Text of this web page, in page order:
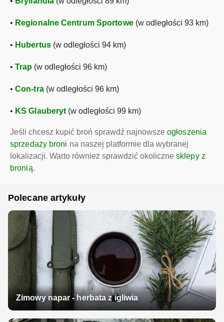
• Regionalne Centrum Sportowe(w odległości 93 km)
• Hubertus(w odległości 94 km)
• Trap (w odległości 96 km)
• Con-tra(w odległości 96 km)
• KS Glauberyt (w odległości 99 km)
Jeśli chcesz kupić broń sprawdź najnowsze ogłoszenia
sprzedaży broni na naszej platformie dla wybranej
lokalizacji. Warto również sprawdzić okoliczne sklepy z
bronią.
Polecane artykuły
Zimowy napar - herbata z igliwia